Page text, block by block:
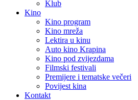
Klub
Kino
Kino program
Kino mreža
Lektira u kinu
Auto kino Krapina
Kino pod zvijezdama
Filmski festivali
Premijere i tematske večeri
Povijest kina
Kontakt